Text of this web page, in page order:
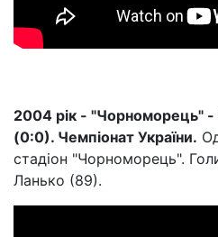
2004 рік - "Чорноморець" -
(0:0). Чемпіонат України.
стадіон "Чорноморець".
Ланько (89).